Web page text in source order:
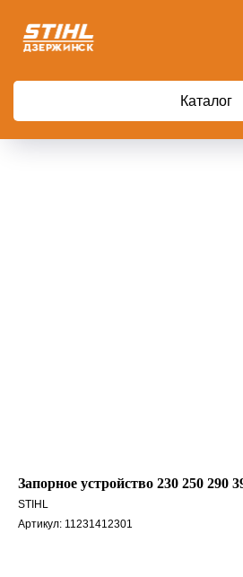
Каталог
Запорное устройство 230 250 290
STIHL
Артикул: 11231412301